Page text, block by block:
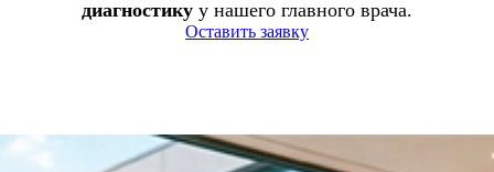
диагностику у нашего главного врача.
Оставить заявку